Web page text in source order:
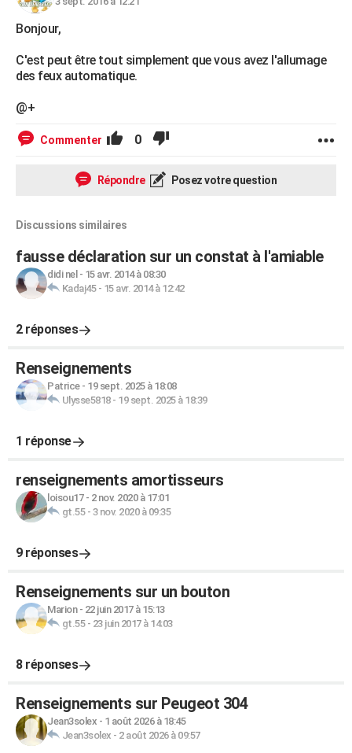
FORUM
Bricolage
Lifestyle
Culture
Sport
Auto
Television
Voyage
Cinema
Bonjour,
C'est peut être tout simplement que vous avez l'allumage
des feux automatique.
@+
Commenter 0
Répondre Posez votre question
Discussions similaires
fausse déclaration sur un constat à l'amiable
didi nel - 15 avr. 2014 à 08:30
Kadaj45- 15 avr. 2014 à 12:42
2 réponses
Renseignements
Patrice- 19 sept. 2025 à 18:08
Ulysse5818- 19 sept. 2025 à 18:39
1 réponse
renseignements amortisseurs
loisou17- 2 nov. 2020 à 17:01
gt.55- 3 nov. 2020 à 09:35
9 réponses
Renseignements sur un bouton
Marion- 22 juin 2017 à 15:13
gt.55- 23 juin 2017 à 14:03
8 réponses
Renseignements sur Peugeot 304
Jean3solex - 1 août 2026 à 18:45
Jean3solex - 2 août 2026 à 09:57